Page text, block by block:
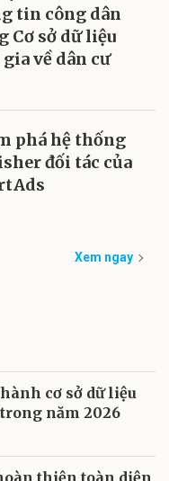
tin công dân
Cơ sở dữ liệu
gia về dân cư
phá hệ thống
đối tác của
Xem ngay
cơ sở dữ liệu
năm 2026